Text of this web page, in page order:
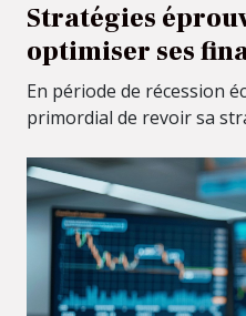
Stratégies
optimiser ses
de récession
En période de récession
primordial de revoir sa